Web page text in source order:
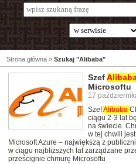
Strona główna > Szukaj "Alibaba"
Szef
Microsoftu
17
SzefAlibaba
ciągu 2-3 lat
na świecie.
w tej chwili
Microsoft Azure – największą z
w ciągu najbliższych lat zarządzane
prześcignie chmurę Microsoftu